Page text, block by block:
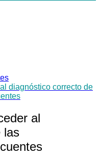
diagnóstico correcto de
al
las